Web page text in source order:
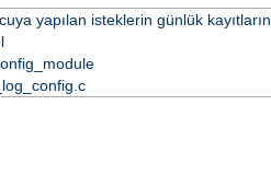
yapılan isteklerin günlük